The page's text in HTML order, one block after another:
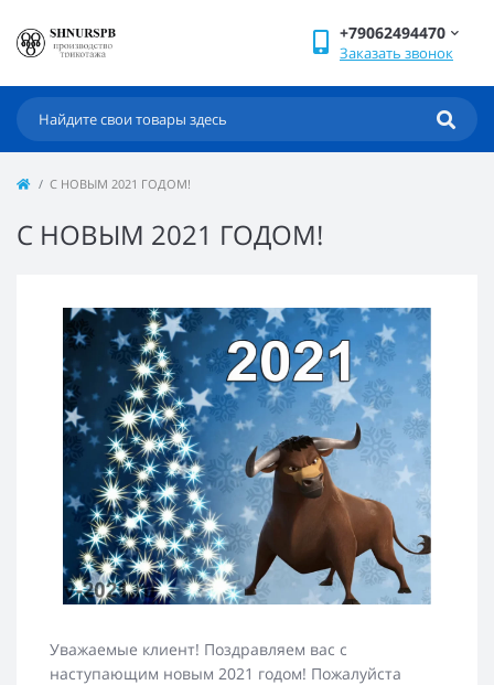
+79062494470
Заказать звонок
С НОВЫМ 2021 ГОДОМ!
С НОВЫМ 2021 ГОДОМ!
Уважаемые клиент! Поздравляем вас с
наступающим новым 2021 годом! Пожалуйста